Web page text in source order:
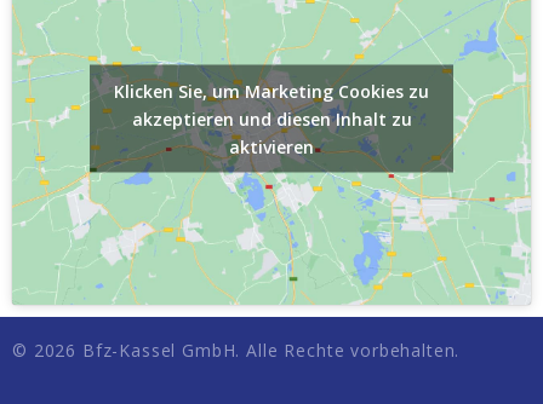
Klicken Sie, um Marketing Cookies zu
akzeptieren und diesen Inhalt zu
aktivieren
© 2026 Bfz-Kassel GmbH. Alle Rechte vorbehalten.